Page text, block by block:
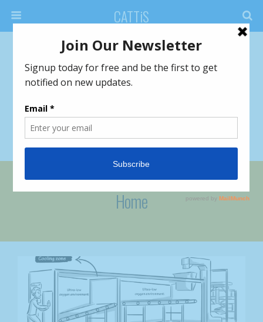
CATTiS
Home